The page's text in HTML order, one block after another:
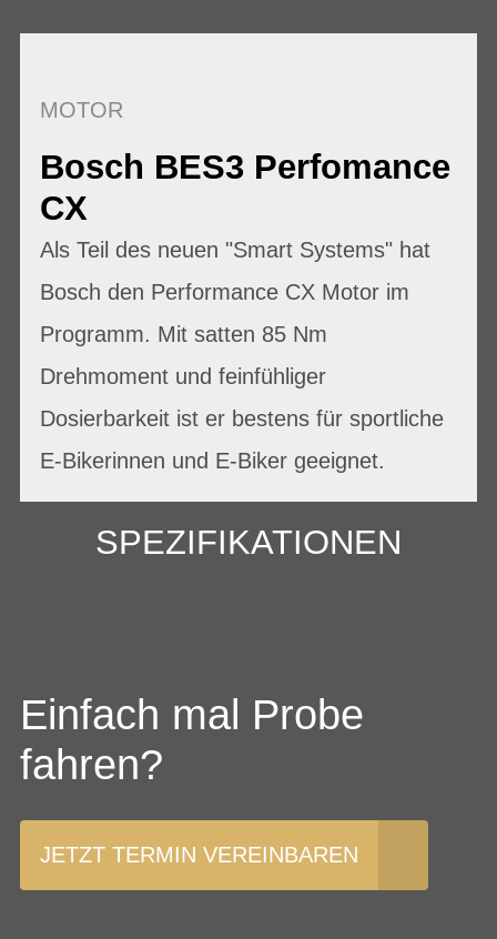
MOTOR
Bosch BES3 Perfomance
CX
Als Teil des neuen "Smart Systems" hat
Bosch den Performance CX Motor im
Programm. Mit satten 85 Nm
Drehmoment und feinfühliger
Dosierbarkeit ist er bestens für sportliche
E-Bikerinnen und E-Biker geeignet.
SPEZIFIKATIONEN
Einfach mal Probe
fahren?
JETZT TERMIN VEREINBAREN